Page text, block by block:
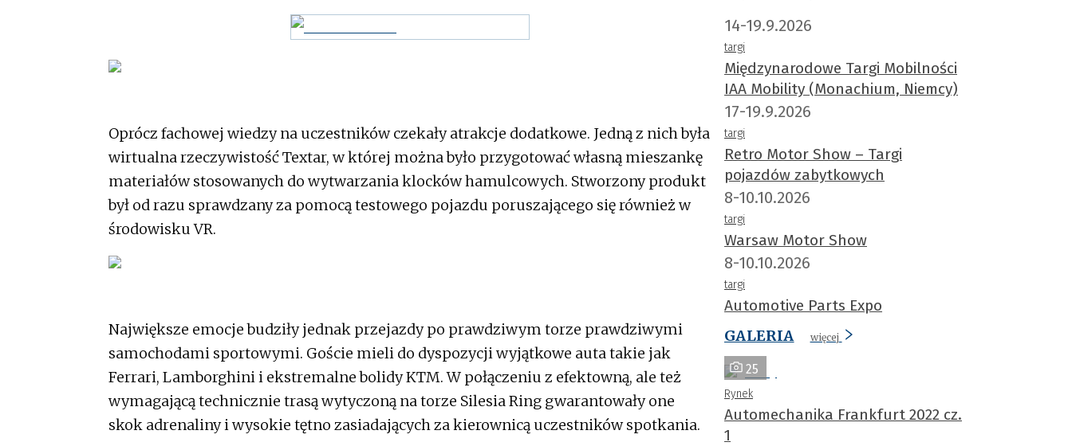
Oprócz fachowej wiedzy na uczestników czekały atrakcje dodatkowe. Jedną z nich była
wirtualna rzeczywistość Textar, w której można było przygotować własną mieszankę
materiałów stosowanych do wytwarzania klocków hamulcowych. Stworzony produkt
był od razu sprawdzany za pomocą testowego pojazdu poruszającego się również w
środowisku VR.
Największe emocje budziły jednak przejazdy po prawdziwym torze prawdziwymi
samochodami sportowymi. Goście mieli do dyspozycji wyjątkowe auta takie jak
Ferrari, Lamborghini i ekstremalne bolidy KTM. W połączeniu z efektowną, ale też
wymagającą technicznie trasą wytyczoną na torze Silesia Ring gwarantowały one
skok adrenaliny i wysokie tętno zasiadających za kierownicą uczestników spotkania.
14-19.9.2026
targi
Międzynarodowe Targi Mobilności
IAA Mobility (Monachium, Niemcy)
17-19.9.2026
targi
Retro Motor Show – Targi
pojazdów zabytkowych
8-10.10.2026
targi
Warsaw Motor Show
8-10.10.2026
targi
Automotive Parts Expo
GALERIA
więcej
25
Rynek
Automechanika Frankfurt 2022 cz.
1